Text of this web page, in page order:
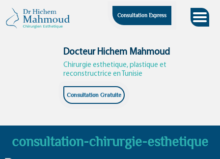
content
Consultation Express
Docteur Hichem Mahmoud
Chirurgie esthetique, plastique et
reconstructrice en Tunisie
Consultation Gratuite
consultation-chirurgie-esthetique